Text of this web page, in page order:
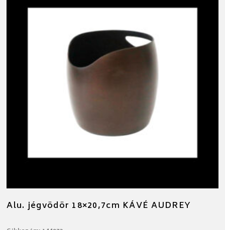
Alu. jégvödör 18×20,7cm KÁVÉ AUDREY